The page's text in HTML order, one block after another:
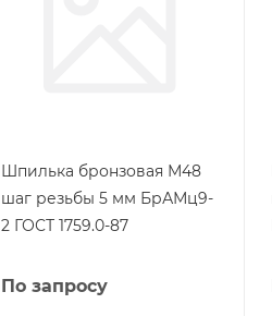
Шпилька бронзовая М48
шаг резьбы 5 мм БрАМц9-
2 ГОСТ 1759.0-87
По запросу